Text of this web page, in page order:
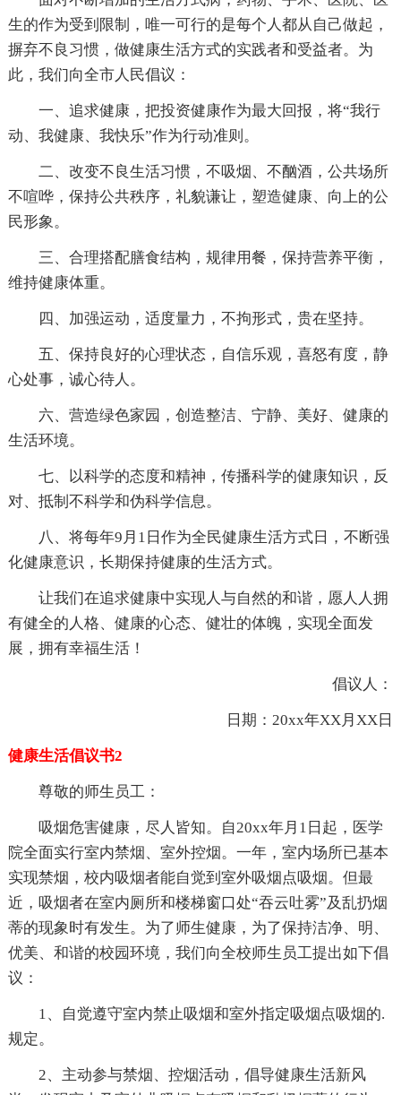
生的作为受到限制，唯一可行的是每个人都从自己做起，
摒弃不良习惯，做健康生活方式的实践者和受益者。为
此，我们向全市人民倡议：
一、追求健康，把投资健康作为最大回报，将“我行
动、我健康、我快乐”作为行动准则。
二、改变不良生活习惯，不吸烟、不酗酒，公共场所
不喧哗，保持公共秩序，礼貌谦让，塑造健康、向上的公
民形象。
三、合理搭配膳食结构，规律用餐，保持营养平衡，
维持健康体重。
四、加强运动，适度量力，不拘形式，贵在坚持。
五、保持良好的心理状态，自信乐观，喜怒有度，静
心处事，诚心待人。
六、营造绿色家园，创造整洁、宁静、美好、健康的
生活环境。
七、以科学的态度和精神，传播科学的健康知识，反
对、抵制不科学和伪科学信息。
八、将每年9月1日作为全民健康生活方式日，不断强
化健康意识，长期保持健康的生活方式。
让我们在追求健康中实现人与自然的和谐，愿人人拥
有健全的人格、健康的心态、健壮的体魄，实现全面发
展，拥有幸福生活！
倡议人：
日期：20xx年XX月XX日
健康生活倡议书2
尊敬的师生员工：
吸烟危害健康，尽人皆知。自20xx年月1日起，医学
院全面实行室内禁烟、室外控烟。一年，室内场所已基本
实现禁烟，校内吸烟者能自觉到室外吸烟点吸烟。但最
近，吸烟者在室内厕所和楼梯窗口处“吞云吐雾”及乱扔烟
蒂的现象时有发生。为了师生健康，为了保持洁净、明、
优美、和谐的校园环境，我们向全校师生员工提出如下倡
议：
1、自觉遵守室内禁止吸烟和室外指定吸烟点吸烟的.
规定。
2、主动参与禁烟、控烟活动，倡导健康生活新风